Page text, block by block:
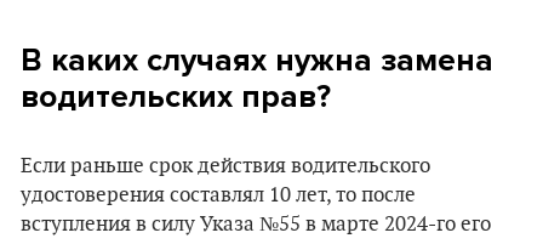
В каких случаях нужна замена
водительских прав?
Если раньше срок действия водительского
удостоверения составлял 10 лет, то после
вступления в силу Указа №55 в марте 2024-го его